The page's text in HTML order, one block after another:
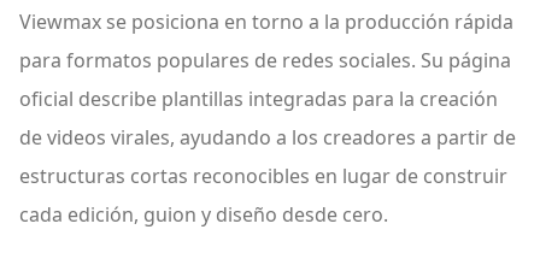
Viewmax se posiciona en torno a la producción rápida
para formatos populares de redes sociales. Su página
oficial describe plantillas integradas para la creación
de videos virales, ayudando a los creadores a partir de
estructuras cortas reconocibles en lugar de construir
cada edición, guion y diseño desde cero.